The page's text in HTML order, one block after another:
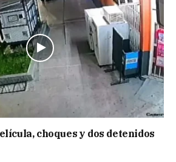
choques y dos detenidos